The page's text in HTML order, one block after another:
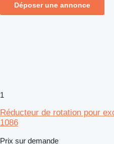
Déposer une annonce
1
Réducteur de rotation pour
1086
Prix sur demande